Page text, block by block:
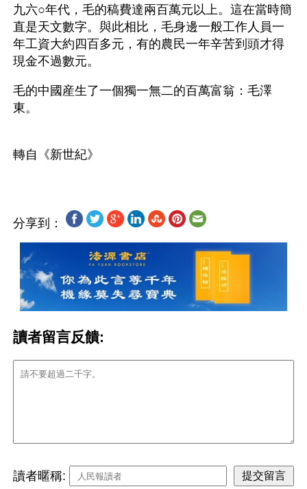
九六○年代，毛的稿費達兩百萬元以上。這在當時簡
直是天文數字。與此相比，毛身邊一般工作人員一
年工資大約四百多元，有的農民一年辛苦到頭才得
現金不過數元。
毛的中國産生了一個獨一無二的百萬富翁：毛澤
東。
分享到：
讀者留言反饋:
讀者暱稱: